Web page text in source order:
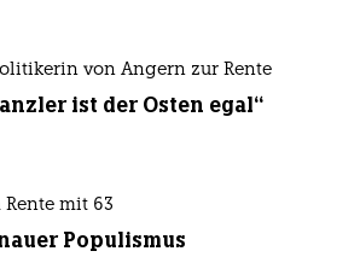
von Angern zur Rente
ist der Osten egal“
Rente mit 63
Populismus